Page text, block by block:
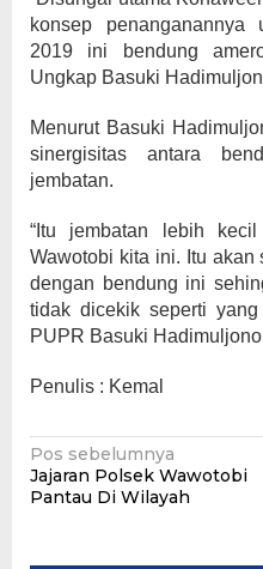
konsep
2019 ini bendung
Ungkap Basuki
Menurut Basuki
sinergisitas antara
jembatan.
“Itu jembatan lebih
Wawotobi kita ini. Itu akan
dengan bendung ini
tidak dicekik seperti
PUPR Basuki
Penulis : Kemal
Navigasi
pos
Pos sebelumnya
Jajaran Polsek Wawotobi
Pantau Di Wilayah